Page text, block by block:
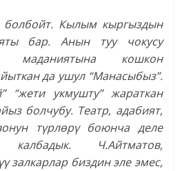
Кылым кыргыздын
бар. Анын туу чокусу
маданиятына кошкон
да ушул “Манасыбыз”.
“жети укмушту” жараткан
болчубу. Театр, адабият,
түрлөрү боюнча деле
Ч.Айтматов,
залкарлар биздин эле эмес,